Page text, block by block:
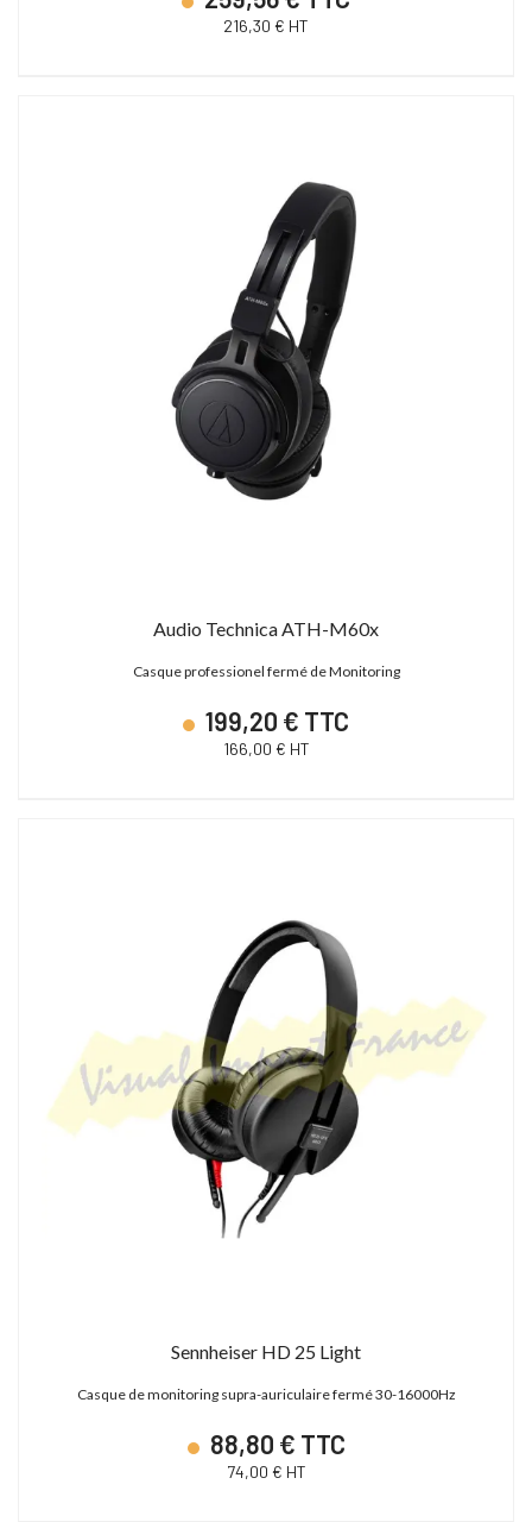
216,30 € HT
Audio Technica ATH-M60x
Casque professionel fermé de Monitoring
199,20 € TTC
166,00 € HT
Sennheiser HD 25 Light
Casque de monitoring supra-auriculaire fermé 30-16000Hz
88,80 € TTC
74,00 € HT